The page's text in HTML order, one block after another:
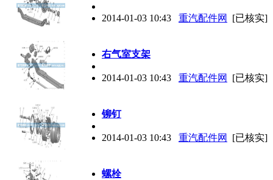
2014-01-03 10:43 重汽配件网 [已核实]
右气室支架
2014-01-03 10:43 重汽配件网 [已核实]
铆钉
2014-01-03 10:43 重汽配件网 [已核实]
螺栓